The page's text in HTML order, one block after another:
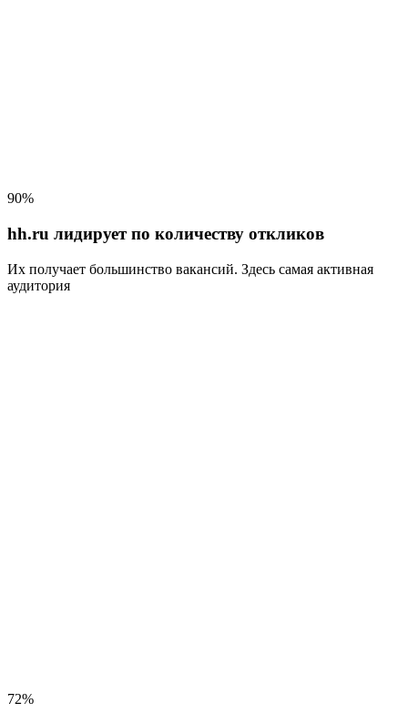
90%
hh.ru лидирует по количеству откликов
Их получает большинство вакансий. Здесь самая активная
аудитория
72%